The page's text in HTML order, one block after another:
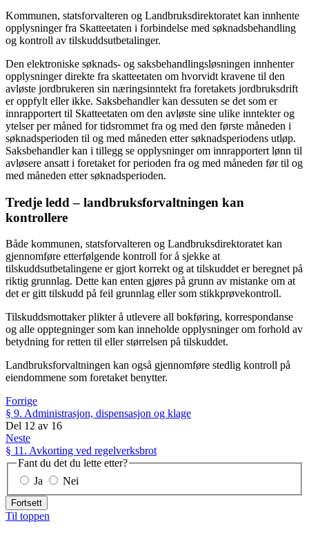
Kommunen, statsforvalteren og Landbruksdirektoratet kan innhente
opplysninger fra Skatteetaten i forbindelse med søknadsbehandling
og kontroll av tilskuddsutbetalinger.
Den elektroniske søknads- og saksbehandlingsløsningen innhenter
opplysninger direkte fra skatteetaten om hvorvidt kravene til den
avløste jordbrukeren sin næringsinntekt fra foretakets jordbruksdrift
er oppfylt eller ikke. Saksbehandler kan dessuten se det som er
innrapportert til Skatteetaten om den avløste sine ulike inntekter og
ytelser per måned for tidsrommet fra og med den første måneden i
søknadsperioden til og med måneden etter søknadsperiodens utløp.
Saksbehandler kan i tillegg se opplysninger om innrapportert lønn til
avløsere ansatt i foretaket for perioden fra og med måneden før til og
med måneden etter søknadsperioden.
Tredje ledd – landbruksforvaltningen kan
kontrollere
Både kommunen, statsforvalteren og Landbruksdirektoratet kan
gjennomføre etterfølgende kontroll for å sjekke at
tilskuddsutbetalingene er gjort korrekt og at tilskuddet er beregnet på
riktig grunnlag. Dette kan enten gjøres på grunn av mistanke om at
det er gitt tilskudd på feil grunnlag eller som stikkprøvekontroll.
Tilskuddsmottaker plikter å utlevere all bokføring, korrespondanse
og alle opptegninger som kan inneholde opplysninger om forhold av
betydning for retten til eller størrelsen på tilskuddet.
Landbruksforvaltningen kan også gjennomføre stedlig kontroll på
eiendommene som foretaket benytter.
Forrige
§ 9. Administrasjon, dispensasjon og klage
Del 12 av 16
Neste
§ 11. Avkorting ved regelverksbrot
Fant du det du lette etter?
Ja
Nei
Fortsett
Til toppen